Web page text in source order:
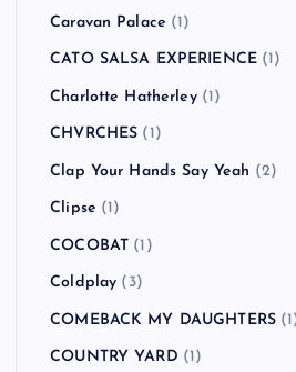
Caravan Palace (1)
CATO SALSA EXPERIENCE (1)
Charlotte Hatherley(1)
CHVRCHES (1)
Clap Your Hands Say Yeah (2)
Clipse (1)
COCOBAT (1)
Coldplay (3)
COMEBACK MY DAUGHTERS
COUNTRY YARD (1)